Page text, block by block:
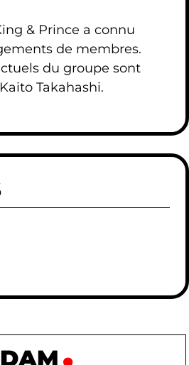
& Prince a connu
de membres.
du groupe sont
Takahashi.